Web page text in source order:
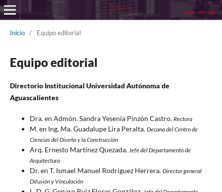
Inicio / Equipo editorial
Equipo editorial
Directorio Institucional Universidad Autónoma de
Aguascalientes
Dra. en Admón. Sandra Yesenia Pinzón Castro. Rectora
M. en Ing. Ma. Guadalupe Lira Peralta. Decana del Centro de
Ciencias del Diseño y la Construcción
Arq. Ernesto Martínez Quezada. Jefe del Departamento de
Arquitectura
Dr. en T. Ismael Manuel Rodríguez Herrera. Director general
Difusión y Vinculación